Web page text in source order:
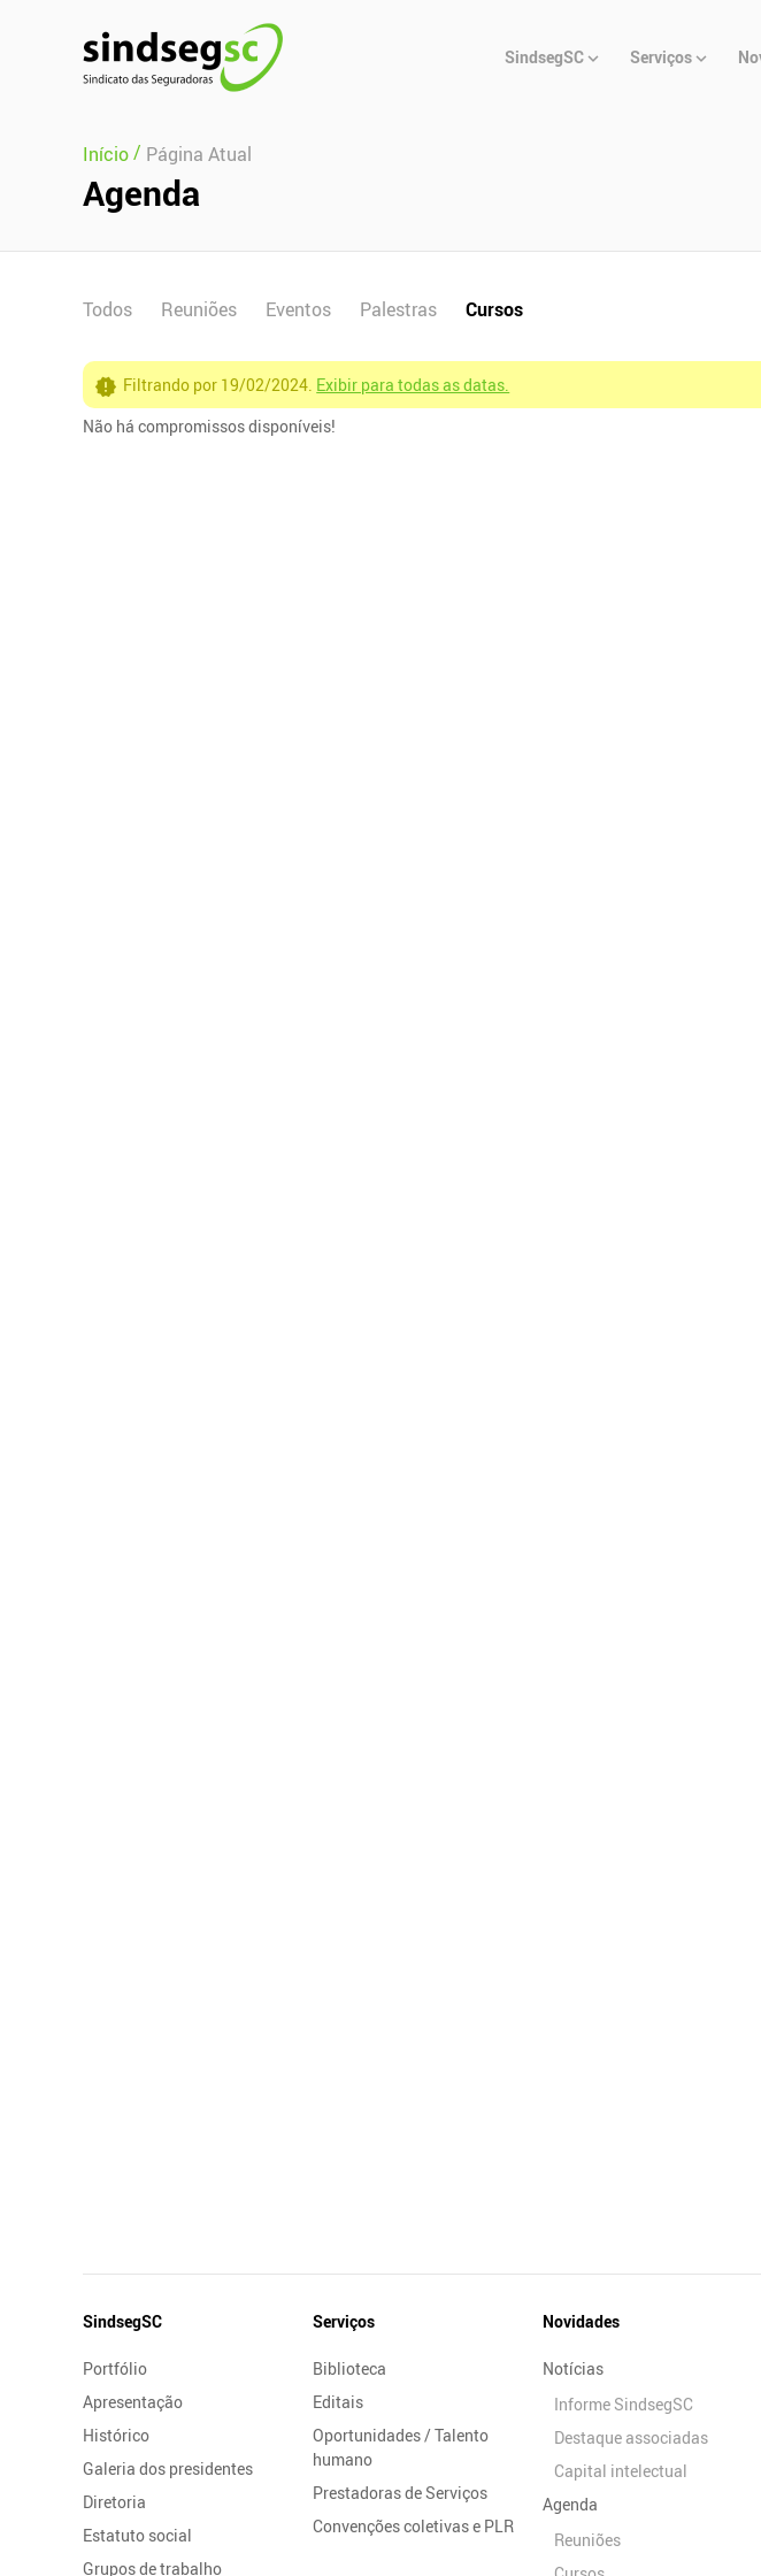
Principal
SindsegSC Serviços
Início/ Página Atual
Agenda
Todos Reuniões Eventos Palestras Cursos
Filtrando por 19/02/2024. Exibir para todas as datas.
Não há compromissos disponíveis!
Mapa
Site
SindsegSC
Portfólio
Apresentação
Histórico
Galeria dos presidentes
Diretoria
Estatuto social
Grupos de trabalho
Serviços
Biblioteca
Editais
Oportunidades / Talento
humano
Prestadoras de Serviços
Convenções coletivas e PLR
Novidades
Notícias
Informe SindsegSC
Destaque associadas
Capital intelectual
Agenda
Reuniões